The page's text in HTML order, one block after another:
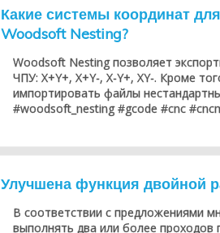
Какие системы координат
Woodsoft Nesting?
Woodsoft Nesting позволяет
ЧПУ: X+Y+, X+Y-, X-Y+, XY-. Кроме
импортировать файлы
#woodsoft_nesting #gcode #cnc
Улучшена функция двойной
В соответствии с предложениями
выполнять два или более проходов